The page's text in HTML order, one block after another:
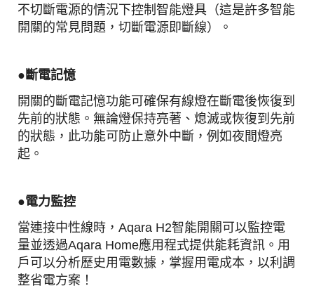
不切斷電源的情況下控制智能燈具（這是許多智能
開關的常見問題，切斷電源即斷線）。
● 斷電記憶
開關的斷電記憶功能可確保有線燈在斷電後恢復到
先前的狀態。無論燈保持亮著、熄滅或恢復到先前
的狀態，此功能可防止意外中斷，例如夜間燈亮
起。
●電力監控
當連接中性線時，Aqara H2智能開關可以監控電
量並透過Aqara Home應用程式提供能耗資訊。用
戶可以分析歷史用電數據，掌握用電成本，以利調
整省電方案！